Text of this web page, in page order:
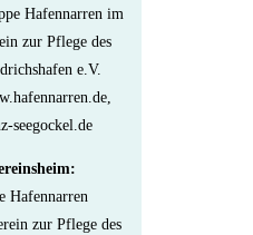
Hafennarren im
zur Pflege des
e.V.
seegockel.de
Hafennarren
zur Pflege des